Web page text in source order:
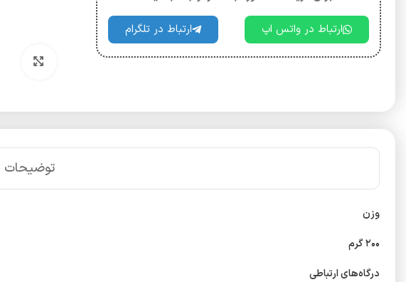
ارتباط در واتس اپ ارتباط در تلگرام
توضیحات
وزن
۲۰۰ گرم
درگاه‌های ارتباطی